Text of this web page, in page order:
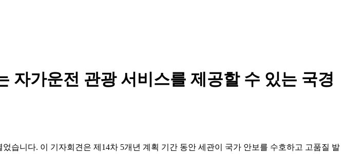
자가운전 관광 서비스를 제공할 수 있는 국경
습니다. 이 기자회견은 제14차 5개년 계획 기간 동안 세관이 국가 안보를 수호하고 고품질 발